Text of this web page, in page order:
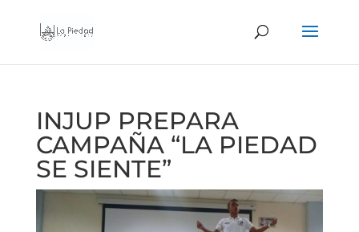
INJUP PREPARA
CAMPAÑA “LA PIEDAD
SE SIENTE”